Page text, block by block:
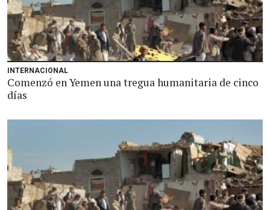
INTERNACIONAL
Comenzó en Yemen una tregua humanitaria de cinco
días